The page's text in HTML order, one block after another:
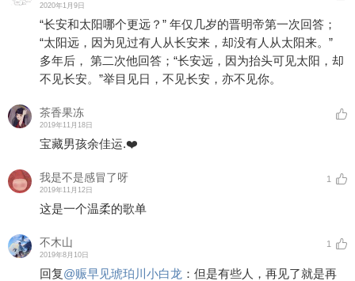
2020年1月9日
“长安和太阳哪个更远？” 年仅几岁的晋明帝第一次回答；
“太阳远，因为见过有人从长安来，却没有人从太阳来。”
多年后， 第二次他回答；“长安远，因为抬头可见太阳，却
不见长安。”举目见日，不见长安，亦不见你。
茶香果冻
2019年11月18日
宝藏男孩余佳运.❤️
我是不是感冒了呀
2019年11月12日
1
这是一个温柔的歌单
不木山
2019年8月10日
1
回复@赈早见琥珀川小白龙 ： 但是有些人，再见了就是再